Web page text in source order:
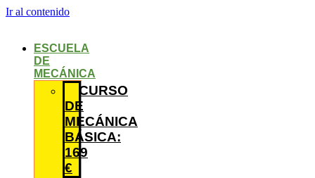
Ir al contenido
ESCUELA
DE
MECÁNICA
CURSO
DE
MECÁNICA
BÁSICA:
169
€